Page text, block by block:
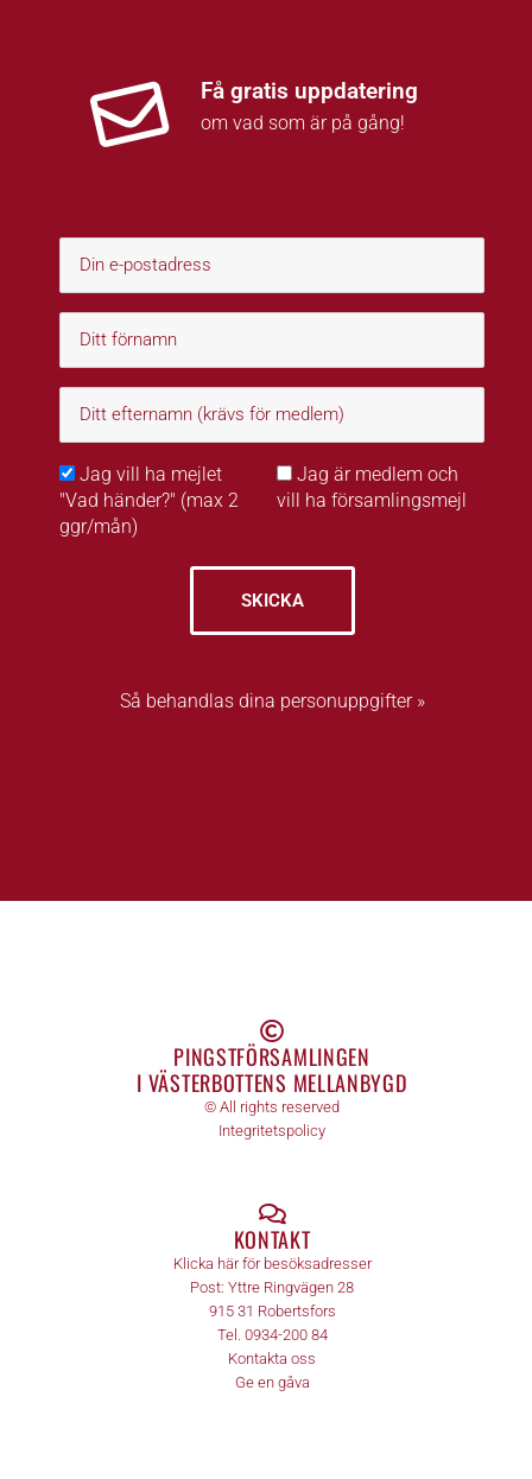
Få gratis uppdatering
om vad som är på gång!
Jag vill ha mejlet
"Vad händer?" (max 2
ggr/mån)
Jag är medlem och
vill ha församlingsmejl
SKICKA
Så behandlas dina personuppgifter »
PINGSTFÖRSAMLINGEN
I VÄSTERBOTTENS MELLANBYGD
© All rights reserved
Integritetspolicy
KONTAKT
Klicka här för besöksadresser
Post: Yttre Ringvägen 28
915 31 Robertsfors
Tel. 0934-200 84
Kontakta oss
Ge en gåva